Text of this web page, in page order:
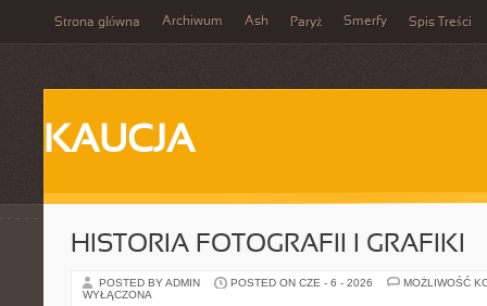
Strona główna Archiwum Ash Paryż Smerfy Spis Treści
KAUCJA
HISTORIA FOTOGRAFII I GRAFIKI
POSTED BY ADMIN POSTED ON CZE - 6 - 2026
MOŻLIWOŚĆ
WYŁĄCZONA